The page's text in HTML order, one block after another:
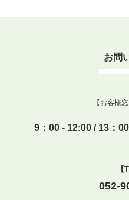
お問
【お客様
9：00 - 12:00 / 13：
【
052-